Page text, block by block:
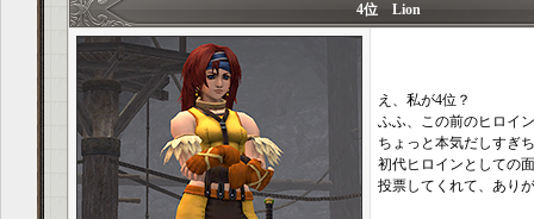
4位 Lion
え、私が4位？
ふふ、この前のヒロイ
ちょっと本気だしすぎ
初代ヒロインとしての
投票してくれて、あり